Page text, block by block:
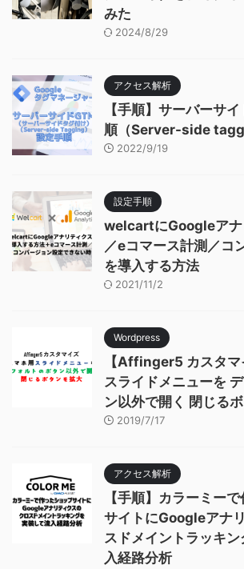
みた
2024/8/29
アクセス解析
【手順】サーバーサ
順（Server-side
2022/9/19
設定手順
welcartにGoogleアナ
／eコマース計測／コ
を導入する方法
2021/11/2
Wordpress
【Affinger5 カスタマ
スライドメニューを
ン以外で開く 閉じる
2019/7/17
アクセス解析
【手順】カラーミー
サイトにGoogleアナ
スドメイントラッキ
入経路分析